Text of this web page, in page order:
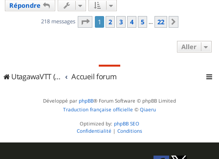
Répondre
218 messages Page 1sur
1 2 3 4 5 … 22
Aller
UtagawaVTT (Randos VTT et VTTAE avec traces GPS) Accueil forum
Développé par phpBB® Forum Software © phpBB Limited
Traduction française officielle © Qiaeru
Optimized by: phpBB SEO
Confidentialité | Conditions